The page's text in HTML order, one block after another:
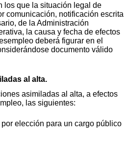
los que la situación legal de
comunicación, notificación escrita
de la Administración
la causa y fecha de efectos
deberá figurar en el
documento válido
al alta.
asimiladas al alta, a efectos
las siguientes:
elección para un cargo público